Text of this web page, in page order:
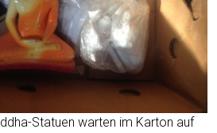
Sta­tu­en war­ten im Kar­ton auf